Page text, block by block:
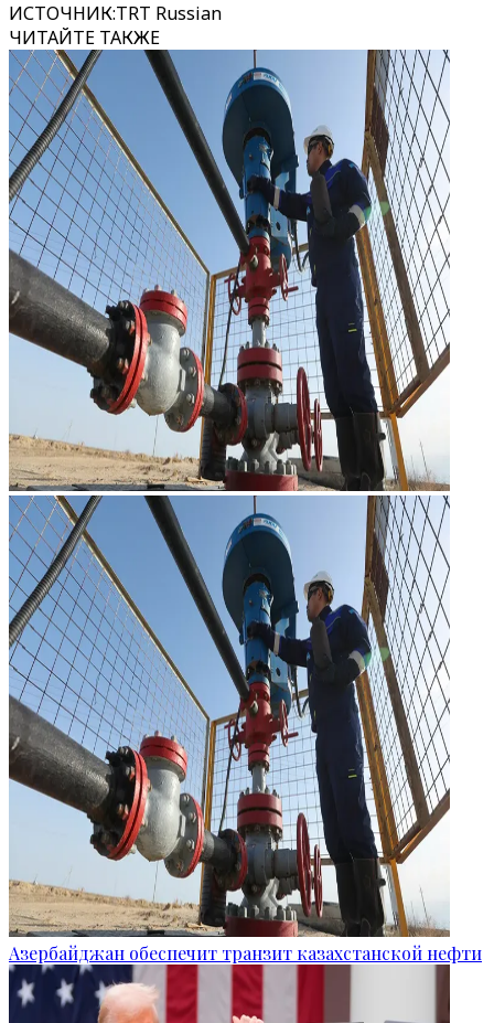
ИСТОЧНИК:TRT Russian
ЧИТАЙТЕ ТАКЖЕ
Азербайджан обеспечит транзит казахстанской нефти